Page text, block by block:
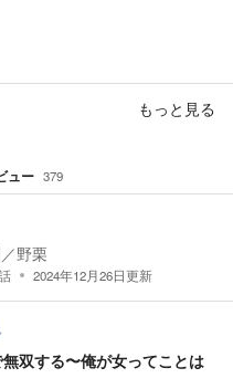
もっと見る
ュー 379
／野栗
2024年12月26日更新
双する〜俺が女ってことは